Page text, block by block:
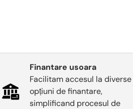
Finantare usoara
Facilitam accesul la diverse
opțiuni de finantare,
simplificand procesul de